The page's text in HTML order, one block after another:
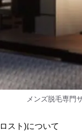
メンズ脱毛専門
スト)について